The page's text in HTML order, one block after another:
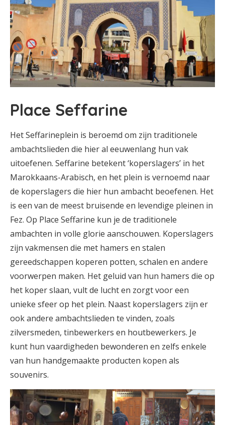
Place Seffarine
Het Seffarineplein is beroemd om zijn traditionele
ambachtslieden die hier al eeuwenlang hun vak
uitoefenen. Seffarine betekent ‘koperslagers’ in het
Marokkaans-Arabisch, en het plein is vernoemd naar
de koperslagers die hier hun ambacht beoefenen. Het
is een van de meest bruisende en levendige pleinen in
Fez. Op Place Seffarine kun je de traditionele
ambachten in volle glorie aanschouwen. Koperslagers
zijn vakmensen die met hamers en stalen
gereedschappen koperen potten, schalen en andere
voorwerpen maken. Het geluid van hun hamers die op
het koper slaan, vult de lucht en zorgt voor een
unieke sfeer op het plein. Naast koperslagers zijn er
ook andere ambachtslieden te vinden, zoals
zilversmeden, tinbewerkers en houtbewerkers. Je
kunt hun vaardigheden bewonderen en zelfs enkele
van hun handgemaakte producten kopen als
souvenirs.